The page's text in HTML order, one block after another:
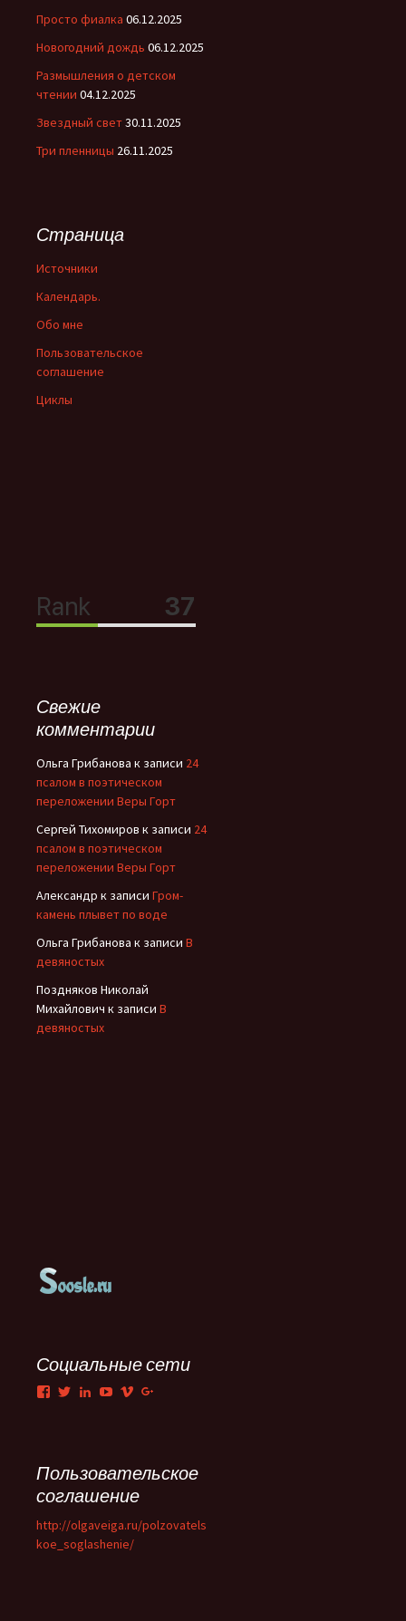
Просто фиалка 06.12.2025
Новогодний дождь 06.12.2025
Размышления о детском
чтении 04.12.2025
Звездный свет30.11.2025
Три пленницы 26.11.2025
Страница
Источники
Календарь.
Обо мне
Пользовательское
соглашение
Циклы
Свежие
комментарии
Ольга Грибанова к записи 24
псалом в поэтическом
переложении Веры Горт
Сергей Тихомиров к записи 24
псалом в поэтическом
переложении Веры Горт
Александр к записи Гром-
камень плывет по воде
Ольга Грибанова к записи В
девяностых
Поздняков Николай
Михайлович к записи В
девяностых
Социальные сети
Facebook
TwitterLinkedIn
YouTube
Vimeo
Пользовательское
соглашение
http://olgaveiga.ru/polzovatels
koe_soglashenie/